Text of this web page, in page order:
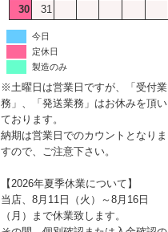
30
31
今日
定休日
製造のみ
※土曜日は営業日ですが、「受付業
務」、「発送業務」はお休みを頂い
ております。
納期は営業日でのカウントとなりま
すので、ご注意下さい。
【2026年夏季休業について】
当店、8月11日（火）～8月16日
（月）まで休業致します。